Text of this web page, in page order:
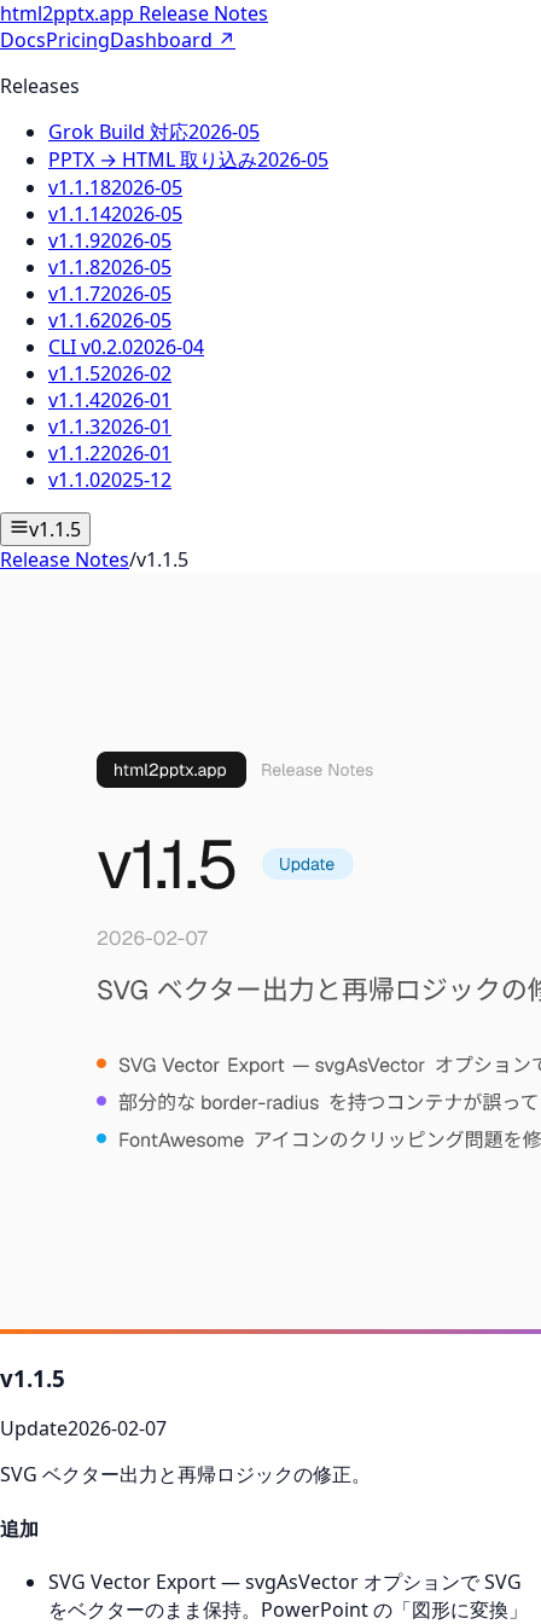
html2pptx.app Release Notes
DocsPricingDashboard ↗
Releases
Grok Build 対応2026-05
PPTX → HTML 取り込み2026-05
v1.1.182026-05
v1.1.142026-05
v1.1.92026-05
v1.1.82026-05
v1.1.72026-05
v1.1.62026-05
CLI v0.2.02026-04
v1.1.52026-02
v1.1.42026-01
v1.1.32026-01
v1.1.22026-01
v1.1.02025-12
v1.1.5
Release Notes/v1.1.5
v1.1.5
Update2026-02-07
SVG ベクター出力と再帰ロジックの修正。
追加
SVG Vector Export — svgAsVector オプションで SVG
をベクターのまま保持。PowerPoint の「図形に変換」